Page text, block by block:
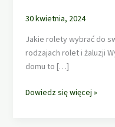
30 kwietnia, 2024
Jakie rolety wybrać do
rodzajach rolet i żaluzji
domu to […]
„Rolety,
Dowiedz się więcej »